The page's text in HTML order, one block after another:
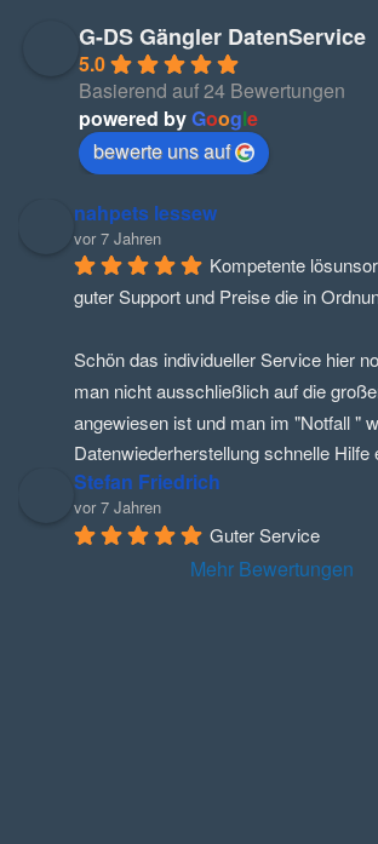
G-DS Gängler DatenService
5.0
Basierend auf 24 Bewertungen
powered byGoogle
bewerte uns auf
nahpets lessew
vor 7 Jahren
Kompetente
guter Support und Preise die in
Schön das individueller Service hier
man nicht ausschließlich auf die
angewiesen ist und man im "Notfall "
Datenwiederherstellung schnelle Hilfe
Stefan Friedrich
vor 7 Jahren
Guter Service
Mehr Bewertungen